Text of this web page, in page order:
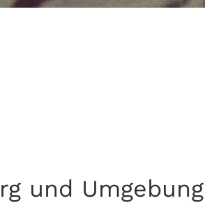
und Umgebung